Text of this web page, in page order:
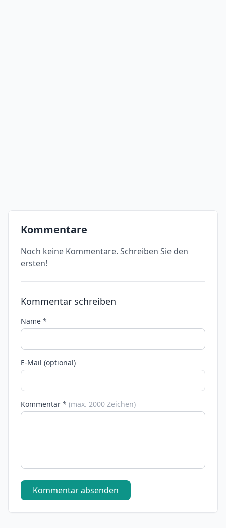
Kommentare
Noch keine Kommentare. Schreiben Sie den
ersten!
Kommentar schreiben
Name *
E-Mail (optional)
Kommentar * (max. 2000 Zeichen)
Kommentar absenden